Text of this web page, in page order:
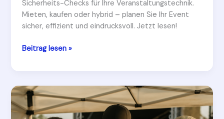
Sicherheits-Checks für Ihre Veranstaltungstechnik.
Mieten, kaufen oder hybrid – planen Sie Ihr Event
sicher, effizient und eindrucksvoll. Jetzt lesen!
Veranstaltungstechnik
Events
Beitrag lesen »